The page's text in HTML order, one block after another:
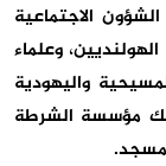
الاجتماعية
وعلماء
واليهودية
مؤسسة الشرطة